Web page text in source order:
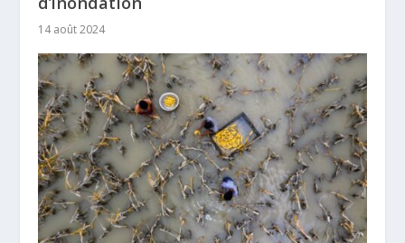
14 août 2024